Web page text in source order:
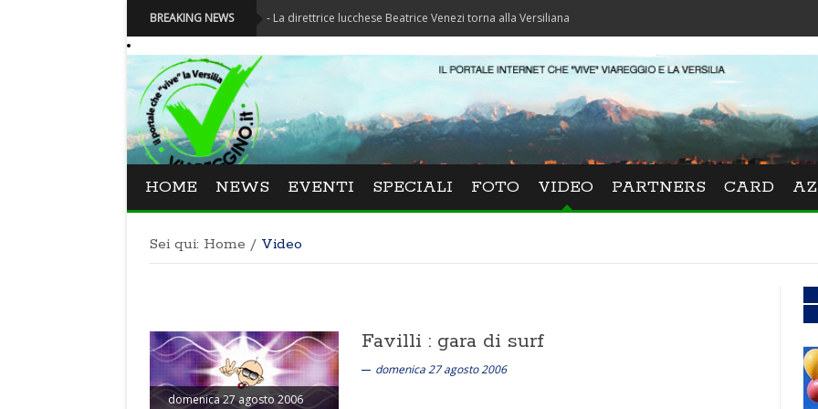
BREAKING NEWS
Festival La Versiliana - La direttrice lucchese Beatrice Venezi torna alla Versiliana
HOME NEWS EVENTI SPECIALI FOTO VIDEO PARTNERS CARD
Sei qui: Home / Video
domenica 27 agosto 2006
Favilli : gara di surf
domenica 27 agosto 2006